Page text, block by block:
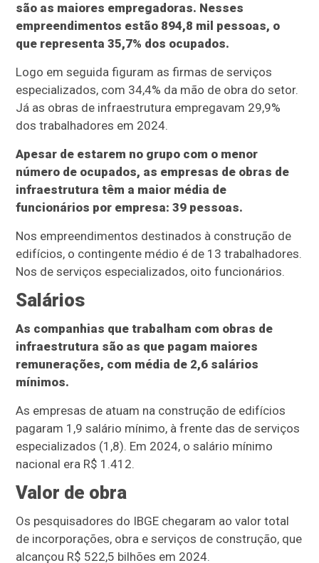
são as maiores empregadoras. Nesses
empreendimentos estão 894,8 mil pessoas, o
que representa 35,7% dos ocupados.
Logo em seguida figuram as firmas de serviços
especializados, com 34,4% da mão de obra do setor.
Já as obras de infraestrutura empregavam 29,9%
dos trabalhadores em 2024.
Apesar de estarem no grupo com o menor
número de ocupados, as empresas de obras de
infraestrutura têm a maior média de
funcionários por empresa: 39 pessoas.
Nos empreendimentos destinados à construção de
edifícios, o contingente médio é de 13 trabalhadores.
Nos de serviços especializados, oito funcionários.
Salários
As companhias que trabalham com obras de
infraestrutura são as que pagam maiores
remunerações, com média de 2,6 salários
mínimos.
As empresas de atuam na construção de edifícios
pagaram 1,9 salário mínimo, à frente das de serviços
especializados (1,8). Em 2024, o salário mínimo
nacional era R$ 1.412.
Valor de obra
Os pesquisadores do IBGE chegaram ao valor total
de incorporações, obra e serviços de construção, que
alcançou R$ 522,5 bilhões em 2024.